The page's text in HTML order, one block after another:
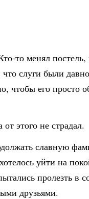
то менял
слуги были
его просто
этого не страдал.
славную
уйти на
пролезть в
друзьями.